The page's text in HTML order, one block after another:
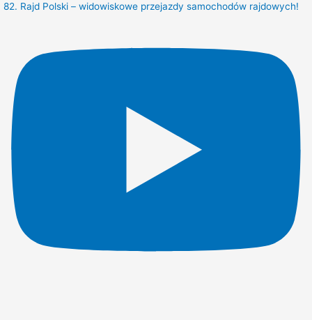
82. Rajd Polski – widowiskowe przejazdy samochodów rajdowych!